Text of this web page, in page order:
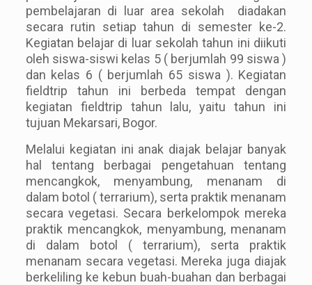
pembelajaran di luar area sekolah diadakan
secara rutin setiap tahun di semester ke-2.
Kegiatan belajar di luar sekolah tahun ini diikuti
oleh siswa-siswi kelas 5 ( berjumlah 99 siswa )
dan kelas 6 ( berjumlah 65 siswa ). Kegiatan
fieldtrip tahun ini berbeda tempat dengan
kegiatan fieldtrip tahun lalu, yaitu tahun ini
tujuan Mekarsari, Bogor.
Melalui kegiatan ini anak diajak belajar banyak
hal tentang berbagai pengetahuan tentang
mencangkok, menyambung, menanam di
dalam botol ( terrarium), serta praktik menanam
secara vegetasi. Secara berkelompok mereka
praktik mencangkok, menyambung, menanam
di dalam botol ( terrarium), serta praktik
menanam secara vegetasi. Mereka juga diajak
berkeliling ke kebun buah-buahan dan berbagai